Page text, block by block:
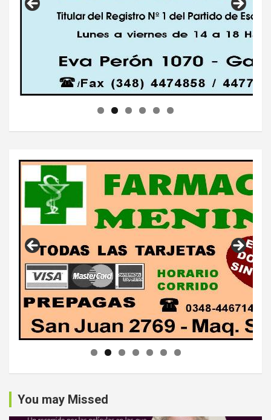
You may Missed